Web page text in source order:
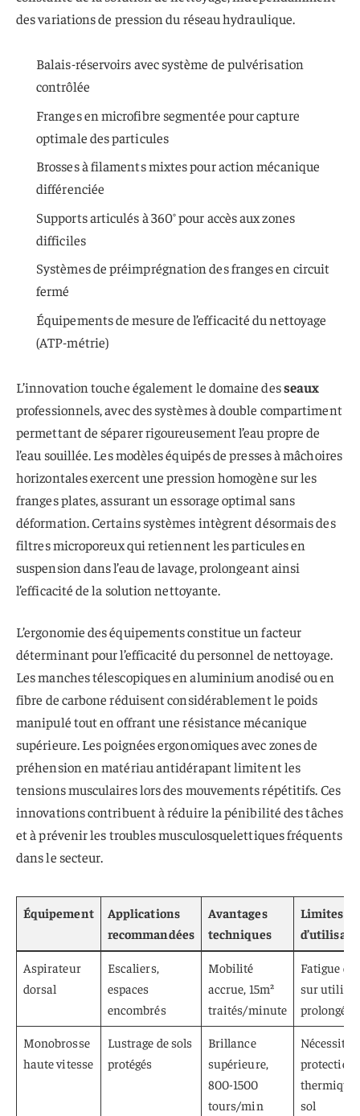
des variations de pression du réseau hydraulique.
Balais-réservoirs avec système de pulvérisation
contrôlée
Franges en microfibre segmentée pour capture
optimale des particules
Brosses à filaments mixtes pour action mécanique
différenciée
Supports articulés à 360° pour accès aux zones
difficiles
Systèmes de préimprégnation des franges en circuit
fermé
Équipements de mesure de l’efficacité du nettoyage
(ATP-métrie)
L’innovation touche également le domaine desseaux
professionnels, avec des systèmes à double compartiment
permettant de séparer rigoureusement l’eau propre de
l’eau souillée. Les modèles équipés de presses à mâchoires
horizontales exercent une pression homogène sur les
franges plates, assurant un essorage optimal sans
déformation. Certains systèmes intègrent désormais des
filtres microporeux qui retiennent les particules en
suspension dans l’eau de lavage, prolongeant ainsi
l’efficacité de la solution nettoyante.
L’ergonomie des équipements constitue un facteur
déterminant pour l’efficacité du personnel de nettoyage.
Les manches télescopiques en aluminium anodisé ou en
fibre de carbone réduisent considérablement le poids
manipulé tout en offrant une résistance mécanique
supérieure. Les poignées ergonomiques avec zones de
préhension en matériau antidérapant limitent les
tensions musculaires lors des mouvements répétitifs. Ces
innovations contribuent à réduire la pénibilité des tâches
et à prévenir les troubles musculosquelettiques fréquents
dans le secteur.
Équipement
Applications
recommandées
Avantages
techniques
Limites
Aspirateur
dorsal
Escaliers,
espaces
encombrés
Mobilité
accrue, 15m²
traités/minute
Fatigue
sur
prolongée
Monobrosse
haute vitesse
Lustrage de sols
protégés
Brillance
supérieure,
800-1500
tours/min
Nécessite
protection
thermique
sol